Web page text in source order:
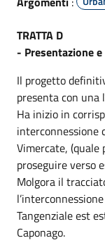
TRATTA D
- Presentazione
Il progetto
presenta con una
Ha inizio in
interconnessione
Vimercate, (quale
proseguire verso
Molgora il
Tangenziale est
Caponago.